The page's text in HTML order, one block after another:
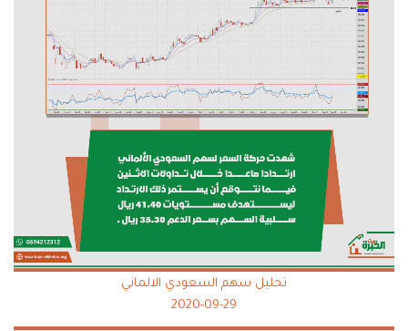
تحليل سهم السعودي الالماني
2020-09-29